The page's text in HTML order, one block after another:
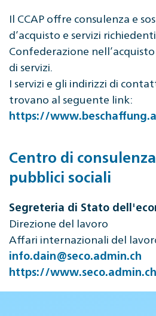
Il CCAP offre consulenza e
d’acquisto e servizi
Confederazione
di servizi.
I servizi e gli indirizzi di
trovano al seguente link:
https://
Centro di
pubblici sociali
Segreteria di Stato
Direzione del lavoro
Affari internazionali del
info.dain@seco.admin.ch
https://www.seco.admin.ch